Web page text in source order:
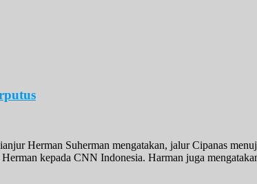
Herman Suherman mengatakan, jalur Cipanas
kepada CNN Indonesia. Harman juga